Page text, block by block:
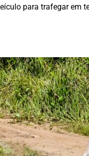
para trafegar em